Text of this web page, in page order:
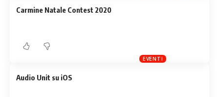
EVENTI
Carmine Natale Contest 2020
Audio Unit su iOS